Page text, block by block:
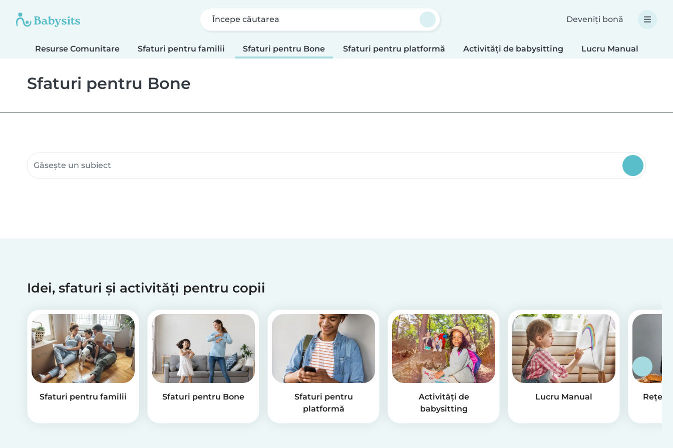
Începe căutarea Deveniți bonă
Resurse Comunitare Sfaturi pentru familii Sfaturi pentru Bone Sfaturi pentru platformă Activități de babysitting Lucru Manual
Sfaturi pentru Bone
Caută resurse comunitare
Idei, sfaturi și activități pentru copii
Sfaturi pentru familii Sfaturi pentru Bone
Sfaturi pentru
platformă
Activități de
babysitting
Lucru Manual